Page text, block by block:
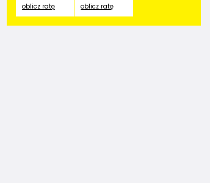
oblicz ratę oblicz ratę